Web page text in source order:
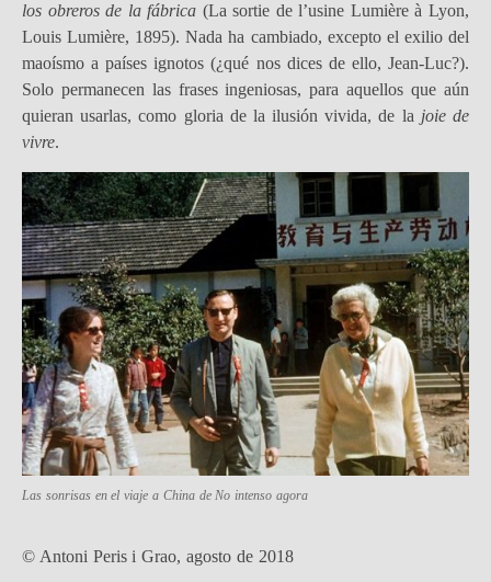
los obreros de la fábrica (La sortie de l’usine Lumière à Lyon,
Louis Lumière, 1895). Nada ha cambiado, excepto el exilio del
maoísmo a países ignotos (¿qué nos dices de ello, Jean-Luc?).
Solo permanecen las frases ingeniosas, para aquellos que aún
quieran usarlas, como gloria de la ilusión vivida, de la joie de
vivre.
Las sonrisas en el viaje a China deNo intenso agora
© Antoni Peris i Grao, agosto de 2018